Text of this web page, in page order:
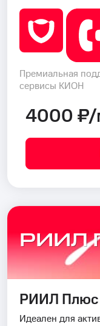
Премиальная
сервисы КИОН
4000 ₽/
РИИЛ
РИИЛ Плюс
Идеален для